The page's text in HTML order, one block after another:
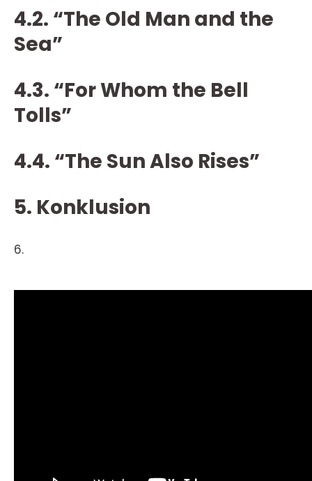
4.2. “The Old Man and the
Sea”
4.3. “For Whom the Bell
Tolls”
4.4. “The Sun Also Rises”
5. Konklusion
6.